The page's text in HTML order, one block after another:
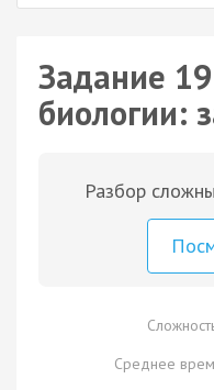
Задание
биологии:
Разбор
Среднее